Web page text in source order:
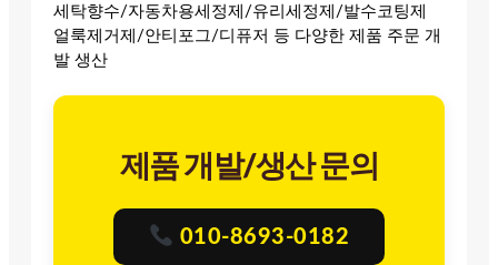
세탁향수/자동차용세정제/유리세정제/발수코팅제
얼룩제거제/안티포그/디퓨저 등 다양한 제품 주문 개
발 생산
제품 개발/생산 문의
010-8693-0182